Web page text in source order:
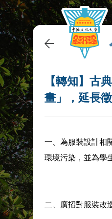
【轉知】古
畫」，延長
一、為服裝設計相
環境污染，並為學
二、廣招對服裝改